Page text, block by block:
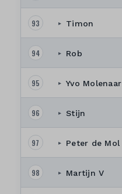
93 ▸ Timon
94 ▸ Rob
95 ▸ Yvo Molenaar
96 ▸ Stijn
97 ▸ Peter de Mol
98 ▸ Martijn V